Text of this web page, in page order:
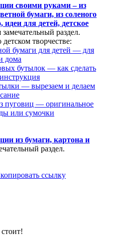
своими руками – из
бумаги, из соленого
идеи для детей, детское
раздел.
творчестве:
бумаги для детей — для
дома
бутылок — как сделать
— вырезаем и делаем
пуговиц — оригинальное
или сумочки
из бумаги, картона и
раздел.
ссылку